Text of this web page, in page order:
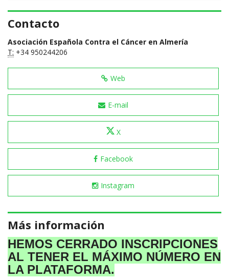
Contacto
Asociación Española Contra el Cáncer en Almería
T: +34 950244206
Web
E-mail
X
Facebook
Instagram
Más información
HEMOS CERRADO INSCRIPCIONES
AL TENER EL MÁXIMO NÚMERO EN
LA PLATAFORMA.